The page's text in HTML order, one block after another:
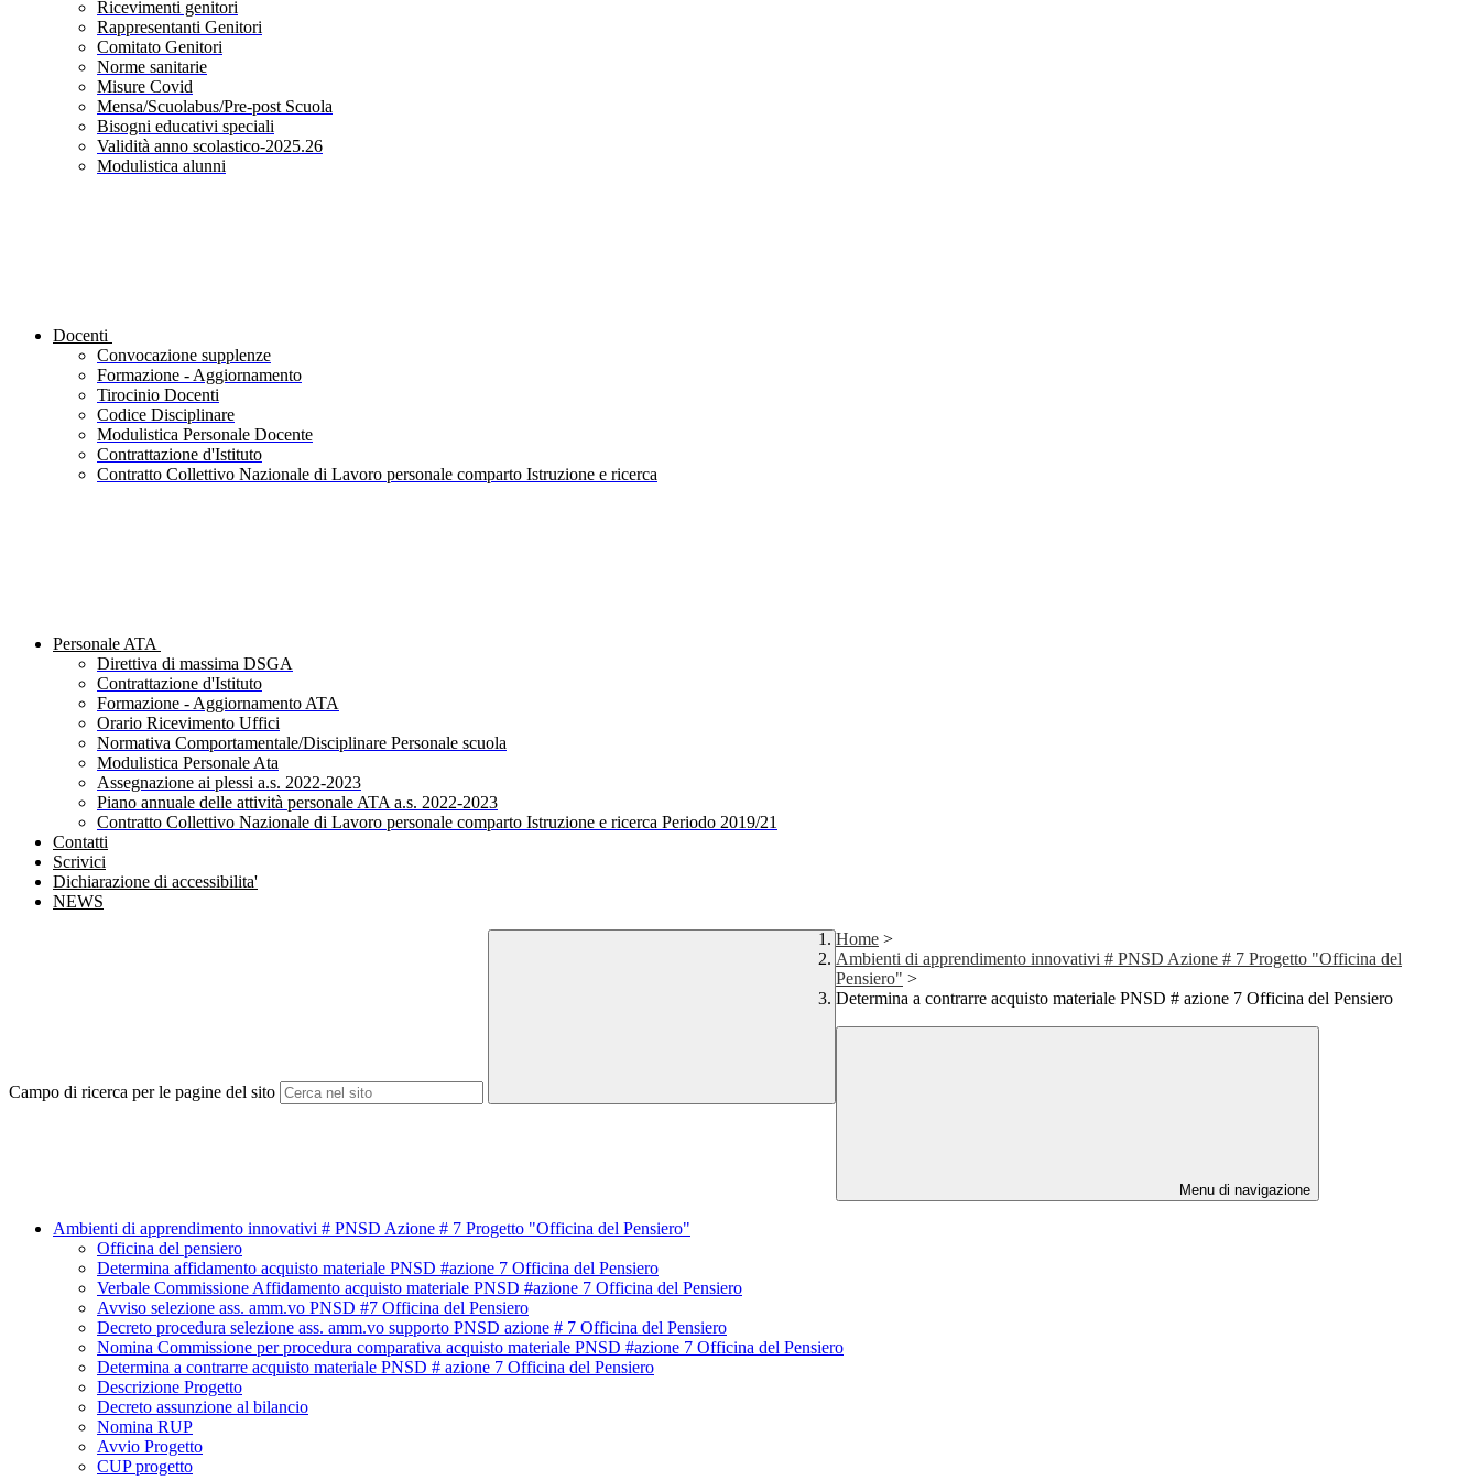
Ricevimenti genitori
Rappresentanti Genitori
Comitato Genitori
Norme sanitarie
Misure Covid
Mensa/Scuolabus/Pre-post Scuola
Bisogni educativi speciali
Validità anno scolastico-2025.26
Modulistica alunni
Docenti
Convocazione supplenze
Formazione - Aggiornamento
Tirocinio Docenti
Codice Disciplinare
Modulistica Personale Docente
Contrattazione d'Istituto
Contratto Collettivo Nazionale di Lavoro personale comparto Istruzione e ricerca
Personale ATA
Direttiva di massima DSGA
Contrattazione d'Istituto
Formazione - Aggiornamento ATA
Orario Ricevimento Uffici
Normativa Comportamentale/Disciplinare Personale scuola
Modulistica Personale Ata
Assegnazione ai plessi a.s. 2022-2023
Piano annuale delle attività personale ATA a.s. 2022-2023
Contratto Collettivo Nazionale di Lavoro personale comparto Istruzione e ricerca Periodo 2019/21
Contatti
Scrivici
Dichiarazione di accessibilita'
NEWS
Campo di ricerca per le pagine del sito
Home >
Ambienti di apprendimento innovativi # PNSD Azione # 7 Progetto "Officina del
Pensiero" >
Determina a contrarre acquisto materiale PNSD # azione 7 Officina del Pensiero
Menu di navigazione
Ambienti di apprendimento innovativi # PNSD Azione # 7 Progetto "Officina del Pensiero"
Officina del pensiero
Determina affidamento acquisto materiale PNSD #azione 7 Officina del Pensiero
Verbale Commissione Affidamento acquisto materiale PNSD #azione 7 Officina del Pensiero
Avviso selezione ass. amm.vo PNSD #7 Officina del Pensiero
Decreto procedura selezione ass. amm.vo supporto PNSD azione # 7 Officina del Pensiero
Nomina Commissione per procedura comparativa acquisto materiale PNSD #azione 7 Officina del Pensiero
Determina a contrarre acquisto materiale PNSD # azione 7 Officina del Pensiero
Descrizione Progetto
Decreto assunzione al bilancio
Nomina RUP
Avvio Progetto
CUP progetto